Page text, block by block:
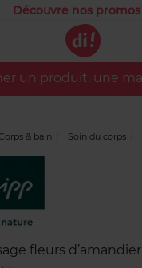
Découvre nos
un produit, une
Corps & bain Soin du corps
fleurs d’amandier